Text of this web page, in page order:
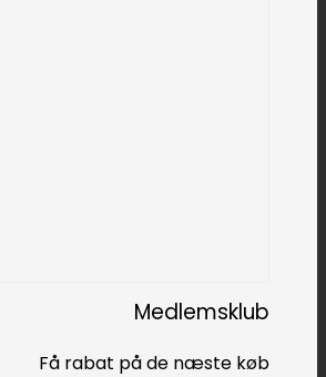
Medlemsklub
Få rabat på de næste køb